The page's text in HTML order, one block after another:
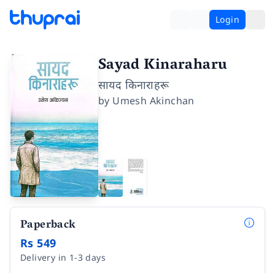
Login
Sayad Kinaraharu
सायद किनाराहरू
by Umesh Akinchan
Paperback
Rs 549
Delivery in 1-3 days